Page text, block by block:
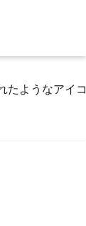
たようなアイコ